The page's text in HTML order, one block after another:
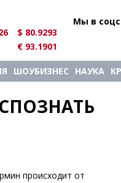
Мы в
$ 80.9293
€ 93.1901
ШОУБИЗНЕС НАУКА
происходит от